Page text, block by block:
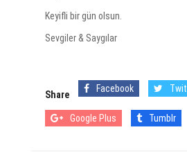
Keyifli bir gün olsun.
Sevgiler & Saygılar
Share
Facebook
Google Plus Tumblr